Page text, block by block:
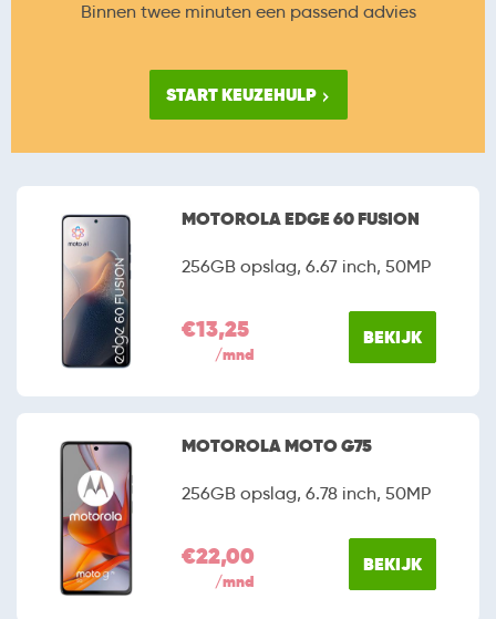
Binnen twee minuten een passend advies
START KEUZEHULP
MOTOROLA EDGE 60 FUSION
256GB opslag, 6.67 inch, 50MP
€13,25
/mnd
BEKIJK
MOTOROLA MOTO G75
256GB opslag, 6.78 inch, 50MP
€22,00
/mnd
BEKIJK